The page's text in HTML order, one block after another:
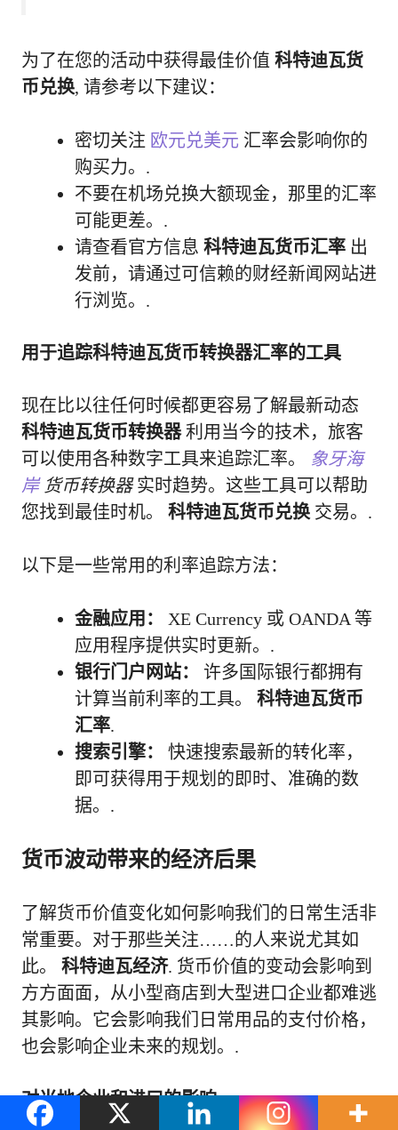
为了在您的活动中获得最佳价值 科特迪瓦货
币兑换, 请参考以下建议：
密切关注 欧元兑美元 汇率会影响你的
购买力。.
不要在机场兑换大额现金，那里的汇率
可能更差。.
请查看官方信息 科特迪瓦货币汇率 出
发前，请通过可信赖的财经新闻网站进
行浏览。.
用于追踪科特迪瓦货币转换器汇率的工具
现在比以往任何时候都更容易了解最新动态
科特迪瓦货币转换器利用当今的技术，旅客
可以使用各种数字工具来追踪汇率。
象牙海
岸货币转换器实时趋势。这些工具可以帮助
您找到最佳时机。 科特迪瓦货币兑换 交易。.
以下是一些常用的利率追踪方法：
金融应用：
XE Currency 或 OANDA 等
应用程序提供实时更新。.
银行门户网站：
许多国际银行都拥有
计算当前利率的工具。 科特迪瓦货币
汇率.
搜索引擎：
快速搜索最新的转化率，
即可获得用于规划的即时、准确的数
据。.
货币波动带来的经济后果
了解货币价值变化如何影响我们的日常生活非
常重要。对于那些关注……的人来说尤其如
此。 科特迪瓦经济. 货币价值的变动会影响到
方方面面，从小型商店到大型进口企业都难逃
其影响。它会影响我们日常用品的支付价格，
也会影响企业未来的规划。.
对当地企业和进口的影响